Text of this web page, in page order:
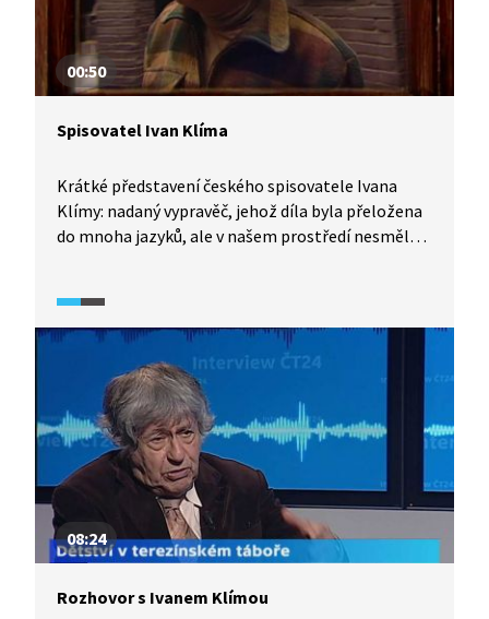
00:50
Spisovatel Ivan Klíma
Krátké představení českého spisovatele Ivana
Klímy: nadaný vypravěč, jehož díla byla přeložena
do mnoha jazyků, ale v našem prostředí nesměl
08:24
Rozhovor s Ivanem Klímou